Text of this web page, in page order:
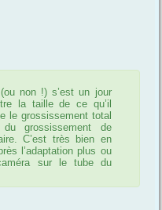
non !) s’est un jour
la taille de ce qu’il
le grossissement total
grossissement de
C’est très bien en
l’adaptation plus ou
sur le tube du